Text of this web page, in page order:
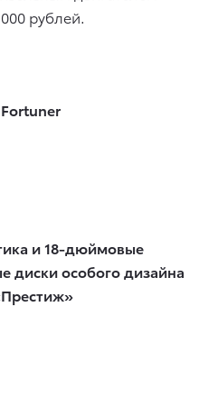
рублей.
и 18-дюймовые
диски особого дизайна